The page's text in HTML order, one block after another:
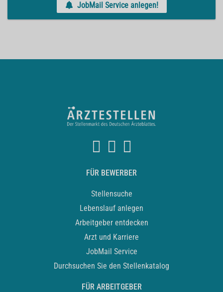
JobMail Service anlegen!
FÜR BEWERBER
Stellensuche
Lebenslauf anlegen
Arbeitgeber entdecken
Arzt und Karriere
JobMail Service
Durchsuchen Sie den Stellenkatalog
FÜR ARBEITGEBER